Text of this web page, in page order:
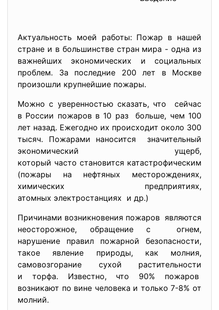
Актуальность моей работы: Пожар в нашей
стране и в большинстве стран мира - одна из
важнейших экономических и социальных
проблем. За последние 200 лет в Москве
произошли крупнейшие пожары.
Можно с уверенностью сказать, что сейчас
в России пожаров в 10 раз больше, чем 100
лет назад. Ежегодно их происходит около 300
тысяч. Пожарами наносится значительный
экономический ущерб,
который часто становится катастрофическим
(пожары на нефтяных месторождениях,
химических предприятиях,
атомных электростанциях и др.)
Причинами возникновения пожаров являются
неосторожное, обращение с огнем,
нарушение правил пожарной безопасности,
такое явление природы, как молния,
самовозгорание сухой растительности
и торфа. Известно, что 90% пожаров
возникают по вине человека и только 7-8% от
молний.